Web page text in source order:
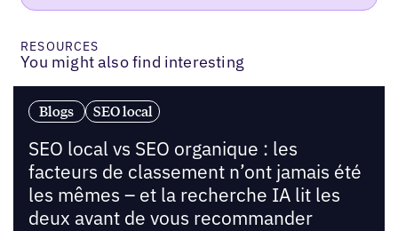
RESOURCES
You might also find interesting
Blogs SEO local
SEO local vs SEO organique : les
facteurs de classement n’ont jamais été
les mêmes – et la recherche IA lit les
deux avant de vous recommander